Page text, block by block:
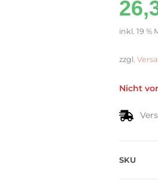
inkl. 19 %
zzgl.
Nicht
SKU